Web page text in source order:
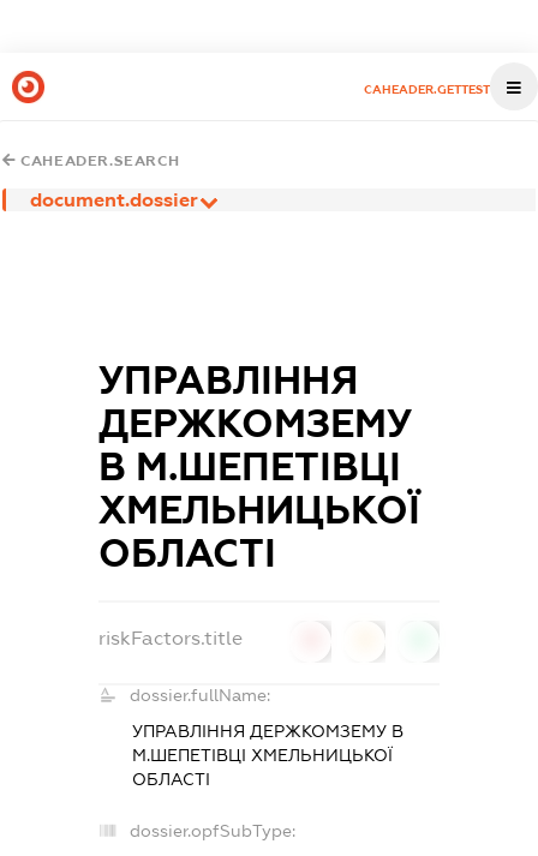
CAHEADER.GETTEST
CAHEADER.SEARCH
document.dossier
УПРАВЛІННЯ
ДЕРЖКОМЗЕМУ
В М.ШЕПЕТІВЦІ
ХМЕЛЬНИЦЬКОЇ
ОБЛАСТІ
riskFactors.title
dossier.fullName:
УПРАВЛІННЯ ДЕРЖКОМЗЕМУ В
М.ШЕПЕТІВЦІ ХМЕЛЬНИЦЬКОЇ
ОБЛАСТІ
dossier.opfSubType: